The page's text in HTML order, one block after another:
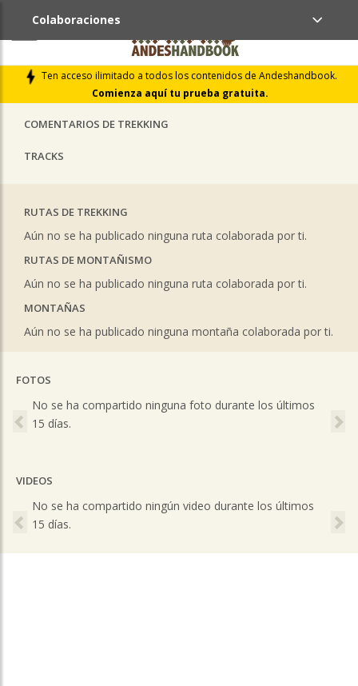
Ten acceso ilimitado a todos los contenidos de Andeshandbook.
Comienza aquí tu prueba gratuita.
Colaboraciones
ÚLTIMAS COLABORACIONES PUBLICADAS
LIBROS DE CUMBRES
COMENTARIOS DE TREKKING
TRACKS
RUTAS DE TREKKING
Aún no se ha publicado ninguna ruta colaborada por ti.
RUTAS DE MONTAÑISMO
Aún no se ha publicado ninguna ruta colaborada por ti.
MONTAÑAS
Aún no se ha publicado ninguna montaña colaborada por ti.
FOTOS
No se ha compartido ninguna foto durante los últimos
15 días.
Previous
VIDEOS
No se ha compartido ningún video durante los últimos
15 días.
Previous